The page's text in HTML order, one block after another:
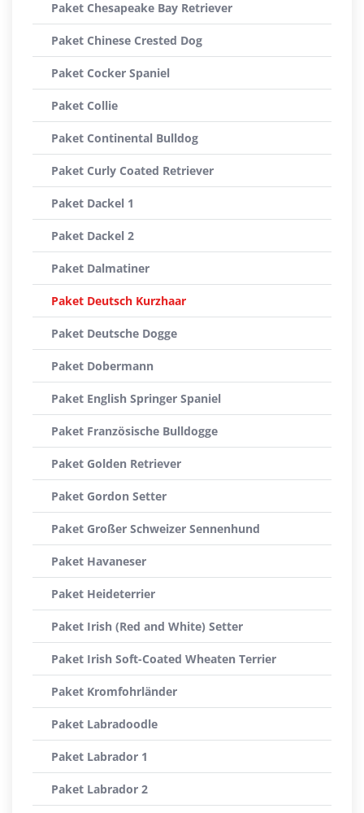
Paket Chesapeake Bay Retriever
Paket Chinese Crested Dog
Paket Cocker Spaniel
Paket Collie
Paket Continental Bulldog
Paket Curly Coated Retriever
Paket Dackel 1
Paket Dackel 2
Paket Dalmatiner
Paket Deutsch Kurzhaar
Paket Deutsche Dogge
Paket Dobermann
Paket English Springer Spaniel
Paket Französische Bulldogge
Paket Golden Retriever
Paket Gordon Setter
Paket Großer Schweizer Sennenhund
Paket Havaneser
Paket Heideterrier
Paket Irish (Red and White) Setter
Paket Irish Soft-Coated Wheaten Terrier
Paket Kromfohrländer
Paket Labradoodle
Paket Labrador 1
Paket Labrador 2